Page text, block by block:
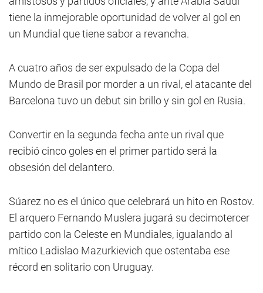
tiene la inmejorable oportunidad de volver al gol en
un Mundial que tiene sabor a revancha.
A cuatro años de ser expulsado de la Copa del
Mundo de Brasil por morder a un rival, el atacante del
Barcelona tuvo un debut sin brillo y sin gol en Rusia.
Convertir en la segunda fecha ante un rival que
recibió cinco goles en el primer partido será la
obsesión del delantero.
Súarez no es el único que celebrará un hito en Rostov.
El arquero Fernando Muslera jugará su decimotercer
partido con la Celeste en Mundiales, igualando al
mítico Ladislao Mazurkievich que ostentaba ese
récord en solitario con Uruguay.